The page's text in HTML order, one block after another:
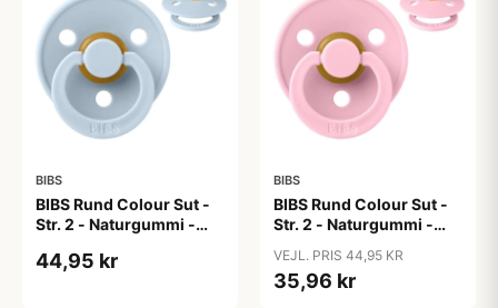
BIBS
BIBS Rund Colour Sut -
Str. 2 - Naturgummi -
44,95 kr
BIBS
BIBS Rund Colour Sut -
Str. 2 - Naturgummi -
VEJL. PRIS 44,95 KR
35,96 kr